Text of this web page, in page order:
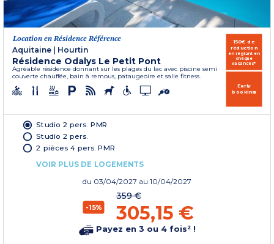
Location en Résidence Référence
Aquitaine | Hourtin
Résidence Odalys Le Petit Pont
Agréable résidence donnant sur les plages du lac avec piscine semi
couverte chauffée, bain à remous, pataugeoire et salle fitness.
150€ de
réduction
en réglant en
chèque
vacances*
Early
booking
Studio 2 pers. PMR
Studio 2 pers.
2 pièces 4 pers. PMR
VOIR PLUS DE LOGEMENTS
du 03/04/2027 au 10/04/2027
-15%
359 €
305,15 €
Payez en 3 ou 4 fois² !